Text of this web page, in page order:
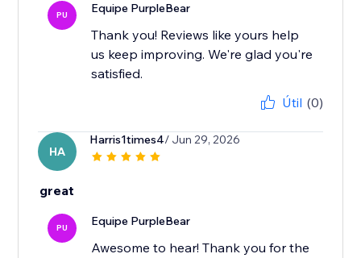
PU Equipe PurpleBear
Thank you! Reviews like yours help
us keep improving. We're glad you're
satisfied.
Útil (0)
HA
Harris1times4/ Jun 29, 2026
great
PU Equipe PurpleBear
Awesome to hear! Thank you for the